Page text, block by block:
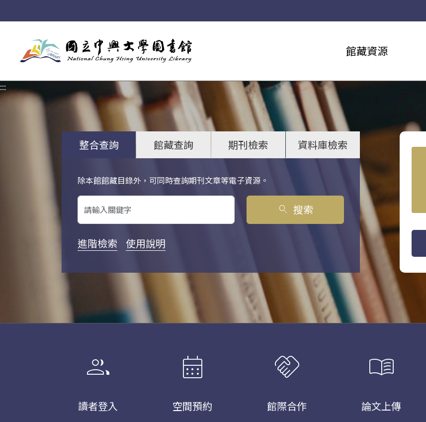
館藏資源
:::
整合查詢 館藏查詢 期刊檢索 資料庫檢索
除本館館藏目錄外，可同時查詢期刊文章等電子資源。
關鍵字搜尋
search 搜索
進階檢索 使用說明
group
讀者登入
calendar_month
空間預約
handshake
館際合作
menu_book
論文上傳